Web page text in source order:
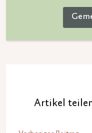
Artikel